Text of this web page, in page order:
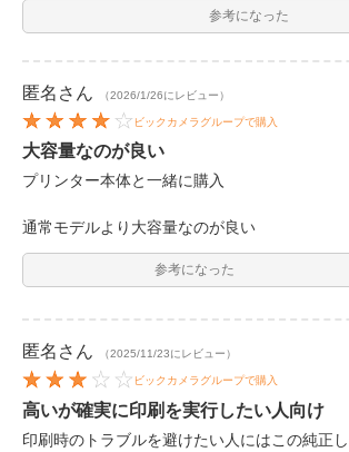
参考になった
匿名 さん （2026/1/26にレビュー）
ビックカメラグループで購入
大容量なのが良い
プリンター本体と一緒に購入
通常モデルより大容量なのが良い
参考になった
匿名 さん （2025/11/23にレビュー）
ビックカメラグループで購入
高いが確実に印刷を実行したい人向け
印刷時のトラブルを避けたい人にはこの純正